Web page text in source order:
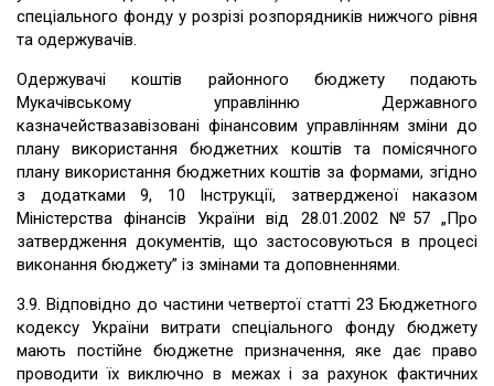
спеціального фонду у розрізі розпорядників нижчого рівня
та одержувачів.
Одержувачі коштів районного бюджету подають
Мукачівському управлінню Державного
казначействазавізовані фінансовим управлінням зміни до
плану використання бюджетних коштів та помісячного
плану використання бюджетних коштів за формами, згідно
з додатками 9, 10 Інструкції, затвердженої наказом
Міністерства фінансів України від 28.01.2002 №57 „Про
затвердження документів, що застосовуються в процесі
виконання бюджету” із змінами та доповненнями.
3.9. Відповідно до частини четвертої статті 23 Бюджетного
кодексу України витрати спеціального фонду бюджету
мають постійне бюджетне призначення, яке дає право
проводити їх виключно в межах і за рахунок фактичних